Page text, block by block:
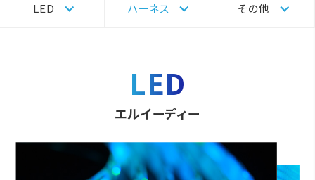
LED ハーネス その他
LED
エルイーディー